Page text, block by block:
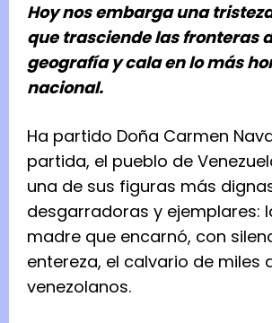
Hoy nos embarga una
que trasciende las fronteras
geografía y cala en lo más
nacional.
Ha partido Doña Carmen
partida, el pueblo de
una de sus figuras más
desgarradoras y ejemplares:
madre que encarnó, con
entereza, el calvario de miles
venezolanos.